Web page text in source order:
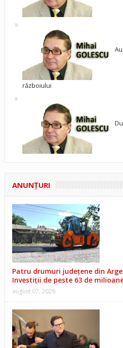
războiului
ANUNŢURI
Patru drumuri județene din
Investiții de peste 63 de
august 07, 2026